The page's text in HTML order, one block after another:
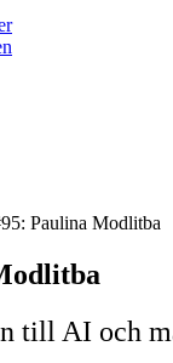
Paulina Modlitba
till AI och